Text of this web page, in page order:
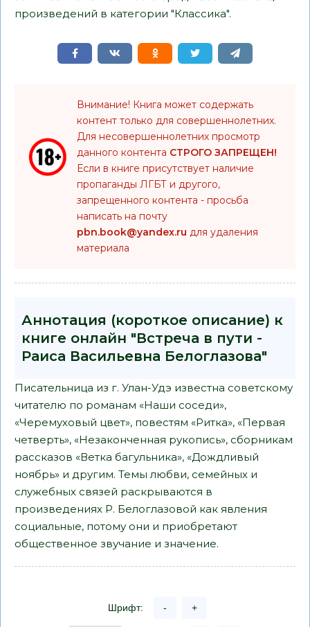
произведений в категории "Классика".
Внимание! Книга может содержать
контент только для совершеннолетних.
Для несовершеннолетних просмотр
данного контента СТРОГО ЗАПРЕЩЕН!
Если в книге присутствует наличие
пропаганды ЛГБТ и другого,
запрещенного контента - просьба
написать на почту
pbn.book@yandex.ru для удаления
материала
Аннотация (короткое описание) к
книге онлайн "Встреча в пути -
Раиса Васильевна Белоглазова"
Писательница из г. Улан-Удэ известна советскому
читателю по романам «Наши соседи»,
«Черемуховый цвет», повестям «Ритка», «Первая
четверть», «Незаконченная рукопись», сборникам
рассказов «Ветка багульника», «Дождливый
ноябрь» и другим. Темы любви, семейных и
служебных связей раскрываются в
произведениях Р. Белоглазовой как явления
социальные, потому они и приобретают
общественное звучание и значение.
Шрифт: - +